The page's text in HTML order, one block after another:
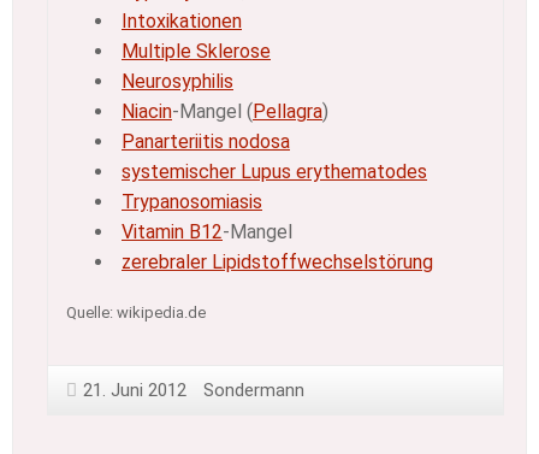
Intoxikationen
Multiple Sklerose
Neurosyphilis
Niacin-Mangel (Pellagra)
Panarteriitis nodosa
systemischer Lupus erythematodes
Trypanosomiasis
Vitamin B12-Mangel
zerebraler Lipidstoffwechselstörung
Quelle: wikipedia.de
21. Juni 2012 Sondermann